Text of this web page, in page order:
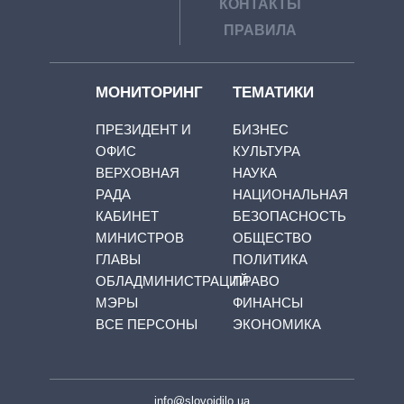
КОНТАКТЫ
ПРАВИЛА
МОНИТОРИНГ
ПРЕЗИДЕНТ И
ОФИС
ВЕРХОВНАЯ
РАДА
КАБИНЕТ
МИНИСТРОВ
ГЛАВЫ
ОБЛАДМИНИСТРАЦИЙ
МЭРЫ
ВСЕ ПЕРСОНЫ
ТЕМАТИКИ
БИЗНЕС
КУЛЬТУРА
НАУКА
НАЦИОНАЛЬНАЯ
БЕЗОПАСНОСТЬ
ОБЩЕСТВО
ПОЛИТИКА
ПРАВО
ФИНАНСЫ
ЭКОНОМИКА
info@slovoidilo.ua